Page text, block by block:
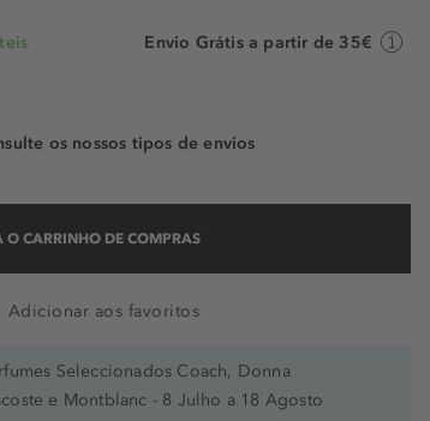
Envio Grátis a partir de 35€
os nossos tipos de envios
O CARRINHO DE COMPRAS
Adicionar aos favoritos
Seleccionados Coach, Donna
e Montblanc - 8 Julho a 18 Agosto